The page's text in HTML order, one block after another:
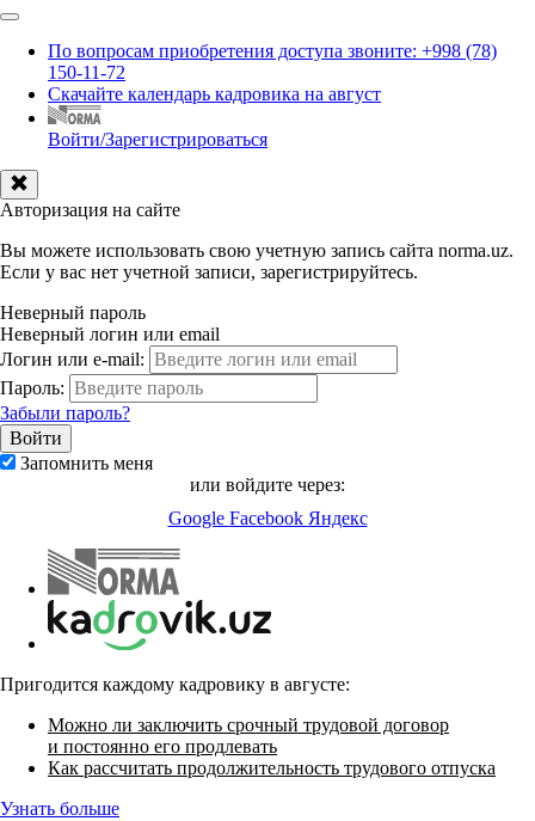
По вопросам приобретения доступа звоните: +998 (78)
150-11-72
Скачайте календарь кадровика на август
Войти/Зарегистрироваться
Авторизация на сайте
Вы можете использовать свою учетную запись сайта norma.uz.
Если у вас нет учетной записи, зарегистрируйтесь.
Неверный пароль
Неверный логин или email
Логин или e-mail:
Пароль:
Забыли пароль?
Запомнить меня
или войдите через:
Google Facebook Яндекс
Пригодится каждому кадровику в августе:
Можно ли заключить срочный трудовой договор
и постоянно его продлевать
Как рассчитать продолжительность трудового отпуска
Узнать больше